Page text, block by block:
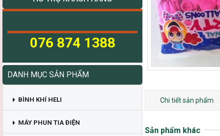
076 874 1388
DANH MỤC SẢN PHẨM
BÌNH KHÍ HELI
MÁY PHUN TIA ĐIỆN
Chi tiết sản phẩm
Sản phẩm khác